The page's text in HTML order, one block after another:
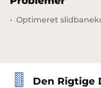
Optimeret
Den Rigtige